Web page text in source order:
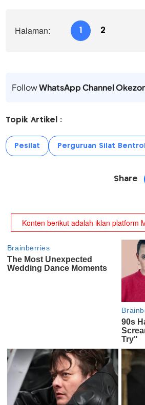
Halaman: 1 2
FollowWhatsApp Channel
Topik Artikel :
Pesilat Perguruan Silat
Share